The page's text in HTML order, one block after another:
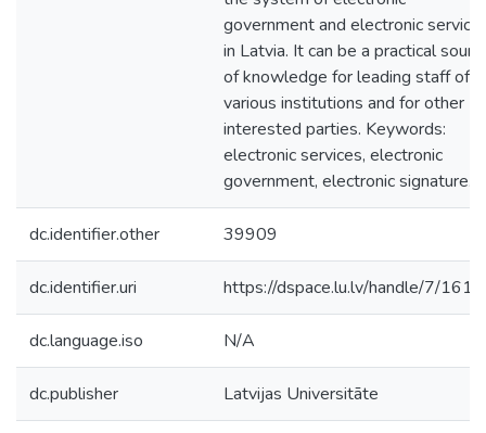
government and electronic
in Latvia. It can be a practical
of knowledge for leading staff of
various institutions and for other
interested parties. Keywords:
electronic services, electronic
government, electronic signature.
dc.identifier.other 39909
dc.identifier.uri https://dspace.lu.lv/handle/7/
dc.language.iso N/A
dc.publisher Latvijas Universitāte